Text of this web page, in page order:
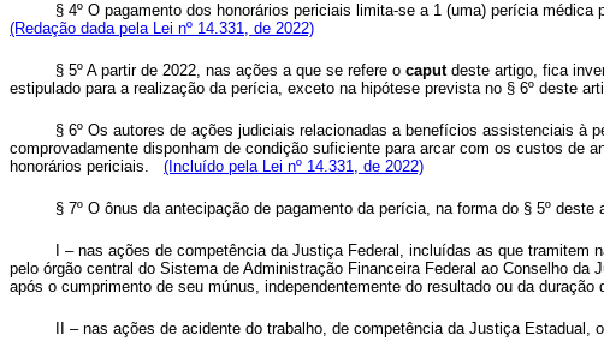
§ 4º O pagamento dos honorários periciais limita-se a 1 (uma) perícia
(Redação dada pela Lei nº 14.331, de 2022)
§ 5º A partir de 2022, nas ações a que se refere o caputdeste artigo, fica
estipulado para a realização da perícia, exceto na hipótese prevista no § 6º deste
§ 6º Os autores de ações judiciais relacionadas a benefícios assistenciais à
comprovadamente disponham de condição suficiente para arcar com os custos de
honorários periciais.
(Incluído pela Lei nº 14.331, de 2022)
§ 7º O ônus da antecipação de pagamento da perícia, na forma do § 5º
I – nas ações de competência da Justiça Federal, incluídas as que
pelo órgão central do Sistema de Administração Financeira Federal ao Conselho
após o cumprimento de seu múnus, independentemente do resultado ou da
II – nas ações de acidente do trabalho, de competência da Justiça Estadual,